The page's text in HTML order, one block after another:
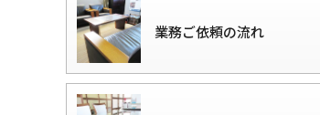
業務ご依頼の流れ